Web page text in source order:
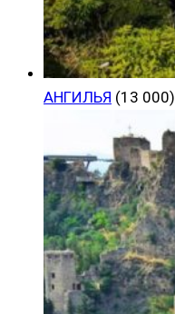
АНГИЛЬЯ (13 000)